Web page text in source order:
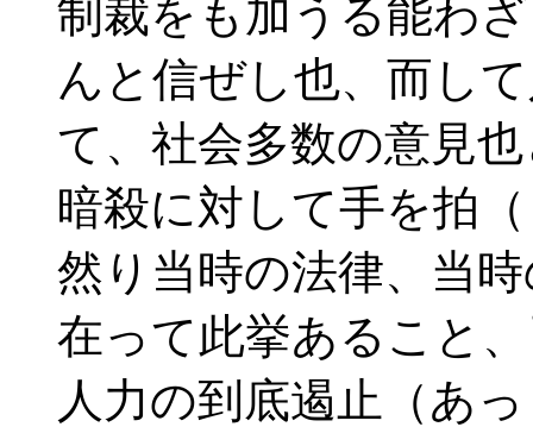
制裁をも加うる能わ
んと信ぜし也、而し
て、社会多数の意見
暗殺に対して手を拍
然り当時の法律、当
在って此挙あること
人力の到底遏止（あ